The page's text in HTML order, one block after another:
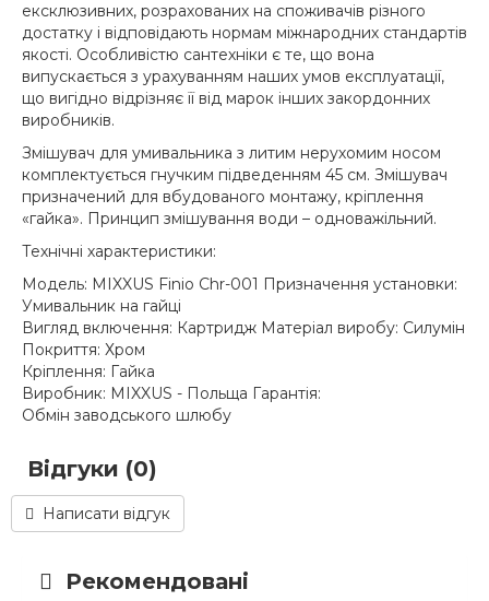
ексклюзивних, розрахованих на споживачів різного
достатку і відповідають нормам міжнародних стандартів
якості. Особливістю сантехніки є те, що вона
випускається з урахуванням наших умов експлуатації,
що вигідно відрізняє її від марок інших закордонних
виробників.
Змішувач для умивальника з литим нерухомим носом
комплектується гнучким підведенням 45 см. Змішувач
призначений для вбудованого монтажу, кріплення
«гайка». Принцип змішування води – одноважільний.
Технічні характеристики:
Модель: MIXXUS Finio Chr-001 Призначення установки:
Умивальник на гайці
Вигляд включення: Картридж Матеріал виробу: Силумін
Покриття: Хром
Кріплення: Гайка
Виробник: MIXXUS - Польща Гарантія:
Обмін заводського шлюбу
Відгуки (0)
Написати відгук
Рекомендовані